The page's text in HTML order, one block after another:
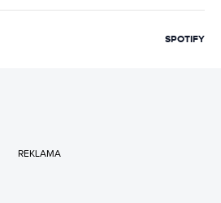
SPOTIFY
REKLAMA